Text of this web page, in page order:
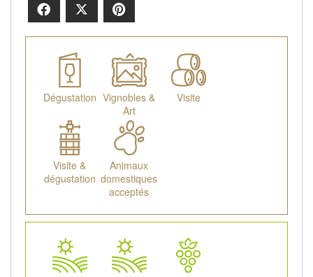
Facebook
Dégustation Vignobles &
Art
Visite
Visite &
dégustation
Animaux
domestiques
acceptés